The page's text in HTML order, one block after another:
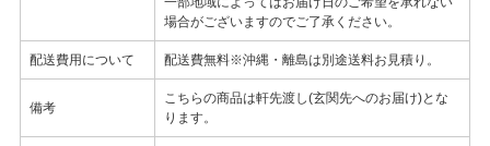
場合がございますのでご了承ください。
配送費用について 配送費無料※沖縄・離島は別途送料お見積り。
備考
こちらの商品は軒先渡し(玄関先へのお届け)とな
ります。